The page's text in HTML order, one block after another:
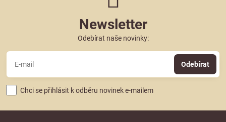
Newsletter
Odebírat naše novinky:
Odebírat
Chci se přihlásit k odběru novinek e-mailem